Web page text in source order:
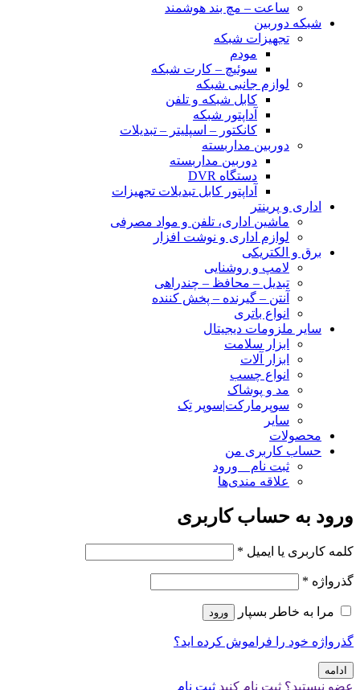
ساعت – مچ بند هوشمند
شبکه دوربین
تجهیزات شبکه
مودم
سوئیچ – کارت شبکه
لوازم جانبی شبکه
کابل شبکه و تلفن
آداپتور شبکه
کانکتور – اسپلیتر – تبدیلات
دوربین مداربسته
دوربین مداربسته
دستگاه DVR
آداپتور کابل تبدیلات تجهیزات
اداری و پرینتر
ماشین اداری، تلفن و مواد مصرفی
لوازم اداری و نوشت افزار
برق و الکتریکی
لامپ و روشنایی
تبدیل – محافظ – چندراهی
آنتن – گیرنده – پخش کننده
انواع باتری
سایر ملزومات دیجیتال
ابزار سلامت
ابزار آلات
انواع چسب
مد و پوشاک
سوپرمارکت|سوپر تِک
سایر
محصولات
حساب کاربری من
ثبت نام _ ورود
علاقه مندی‌ها
ورود به حساب کاربری
کلمه کاربری یا ایمیل *
گذرواژه *
مرا به خاطر بسپار ورود
گذرواژه خود را فراموش کرده اید؟
ادامه
عضو نیستید؟ ثبت نام کنید ثبت نام